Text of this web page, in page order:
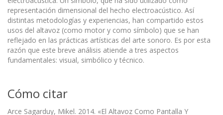
representación dimensional del hecho electroacústico. Así
distintas metodologías y experiencias, han compartido estos
usos del altavoz (como motor y como símbolo) que se han
reflejado en las prácticas artísticas del arte sonoro. Es por esta
razón que este breve análisis atiende a tres aspectos
fundamentales: visual, simbólico y técnico.
Cómo citar
Arce Sagarduy, Mikel. 2014. «El Altavoz Como Pantalla Y